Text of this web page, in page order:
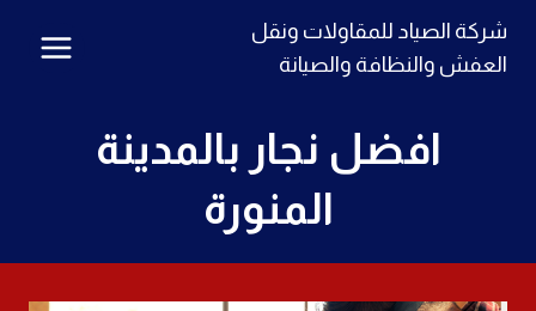
التجاوز
شركة الصياد للمقاولات ونقل
العفش والنظافة والصيانة
افضل نجار بالمدينة
المنورة